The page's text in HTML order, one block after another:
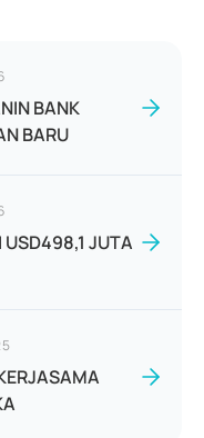
BANK
BARU
USD498,1 JUTA